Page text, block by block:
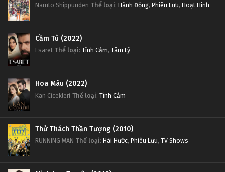
Naruto Shippuuden Thể loại: Hành Động, Phiêu Lưu, Hoạt Hình
Cầm Tù (2022)
Esaret Thể loại: Tình Cảm, Tâm Lý
Hoa Máu (2022)
Kan Cicekleri Thể loại: Tình Cảm
Thử Thách Thần Tượng (2010)
RUNNING MAN Thể loại: Hài Hước, Phiêu Lưu, TV Shows